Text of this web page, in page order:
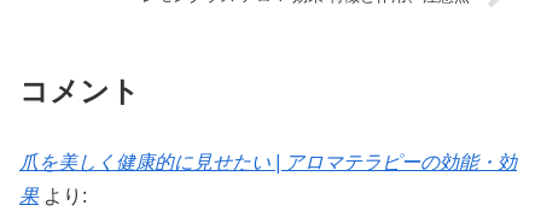
コメント
爪を美しく健康的に見せたい | アロマテラピーの効能・効
果 より: